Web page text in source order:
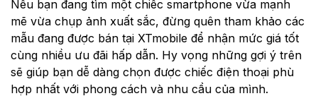
Nếu bạn đang tìm một chiếc smartphone vừa mạnh
mẽ vừa chụp ảnh xuất sắc, đừng quên tham khảo các
mẫu đang được bán tại XTmobile để nhận mức giá tốt
cùng nhiều ưu đãi hấp dẫn. Hy vọng những gợi ý trên
sẽ giúp bạn dễ dàng chọn được chiếc điện thoại phù
hợp nhất với phong cách và nhu cầu của mình.